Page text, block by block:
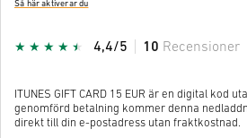
Så här aktiverar du
4,4/5 10 Recensioner
ITUNES GIFT CARD 15 EUR är en digital kod
genomförd betalning kommer denna
direkt till din e-postadress utan fraktkostnad.